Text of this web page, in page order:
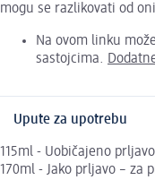
mogu se razlikovati od
Na ovom linku
sastojcima.
Upute za upotrebu
115ml - Uobičajeno
170ml - Jako prljavo – za